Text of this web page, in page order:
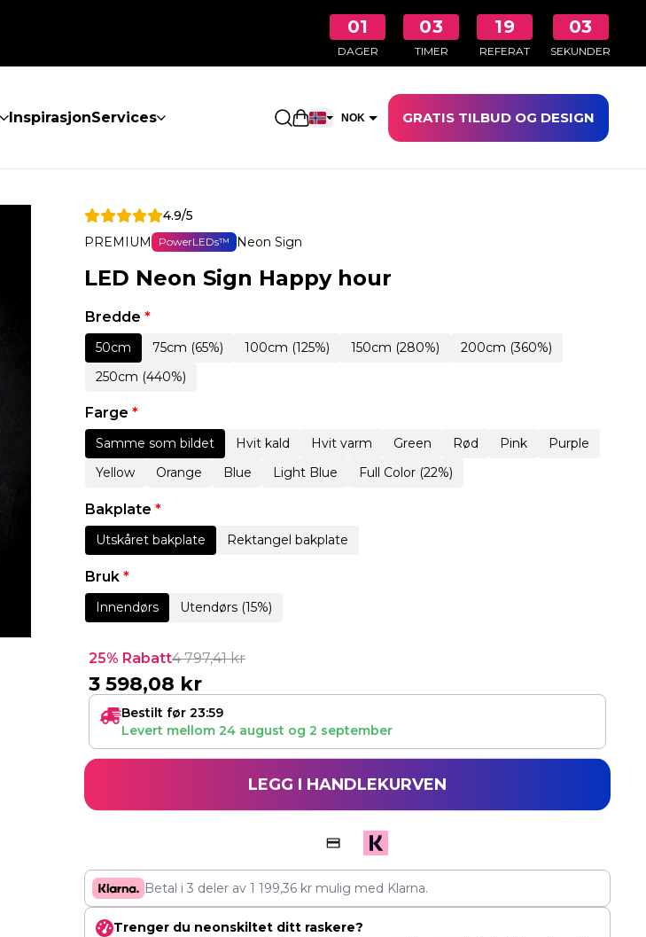
01
DAGER
03
TIMER
19
REFERAT
02
SEKUNDER
InspirasjonServices Åpne handlekurven
NOK GRATIS TILBUD OG DESIGN
4.9/5
PREMIUM
PowerLEDs™ Neon Sign
LED Neon Sign Happy hour
Bredde *
50cm 75cm (65%) 100cm (125%) 150cm (280%)
200cm (360%)
250cm (440%)
Farge *
Samme som bildet Hvit kald Hvit varm Green Rød Pink
Purple
Yellow
Orange Blue Light Blue Full Color (22%)
Bakplate *
Utskåret bakplate Rektangel bakplate
Bruk *
Innendørs Utendørs (15%)
25% Rabatt4 797,41kr
3 598,08 kr
Bestilt før 23:59
Levert mellom 24 august og 2 september
LEGG I HANDLEKURVEN
Betal i 3 deler av1 199,36 kr mulig med Klarna.
Trenger du neonskiltet ditt raskere?